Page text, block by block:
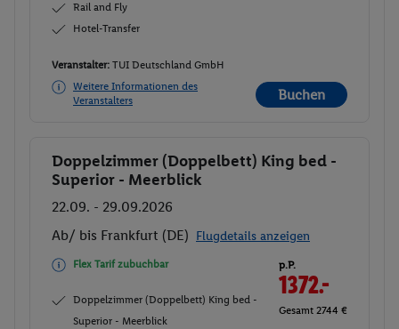
Rail and Fly
Hotel-Transfer
Veranstalter: TUI Deutschland GmbH
Weitere Informationen des
Veranstalters
Buchen
Buchen
Doppelzimmer (Doppelbett) King bed -
Superior - Meerblick
22.09. - 29.09.2026
Ab/ bis Frankfurt (DE) Flugdetails anzeigen
Flex Tarif zubuchbar
Doppelzimmer (Doppelbett) King bed -
Superior - Meerblick
p.P.
1372.-
Gesamt 2744 €